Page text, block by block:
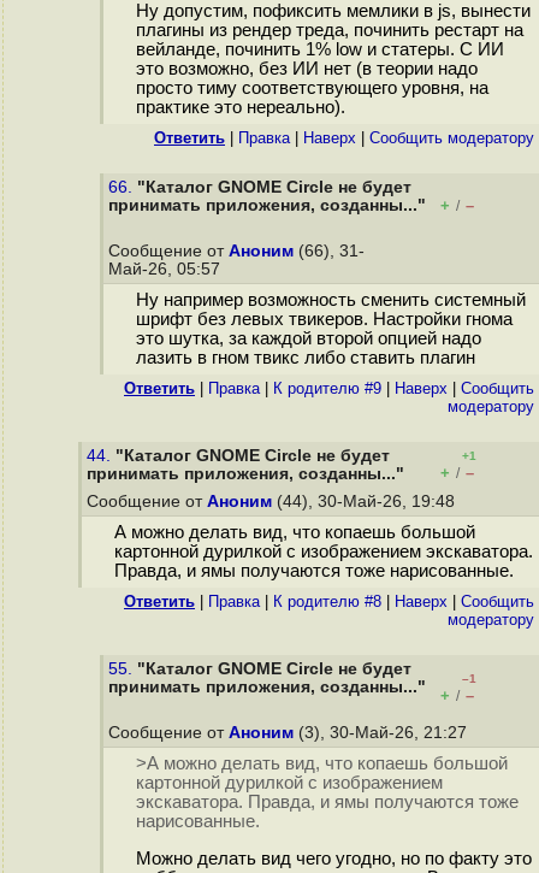
Ну допустим, пофиксить мемлики в js, вынести
плагины из рендер треда, починить рестарт на
вейланде, починить 1% low и статеры. С ИИ
это возможно, без ИИ нет (в теории надо
просто тиму соответствующего уровня, на
практике это нереально).
Ответить Правка| Наверх Cообщить модератору
66. "Каталог GNOME Circle не будет
принимать приложения, созданны..."
+ / –
Сообщение от Аноним (66), 31-
Май-26, 05:57
Ну например возможность сменить системный
шрифт без левых твикеров. Настройки гнома
это шутка, за каждой второй опцией надо
лазить в гном твикс либо ставить плагин
Ответить Правка| К родителю #9 Наверх
Cообщить
модератору
44. "Каталог GNOME Circle не будет
принимать приложения, созданны..."
+1
+ / –
Сообщение от Аноним (44), 30-Май-26, 19:48
А можно делать вид, что копаешь большой
картонной дypилкой с изображением экскаватора.
Правда, и ямы получаются тоже нарисованные.
Ответить Правка| К родителю #8 Наверх
Cообщить
модератору
55. "Каталог GNOME Circle не будет
принимать приложения, созданны..."
–1
+ / –
Сообщение от Аноним (3), 30-Май-26, 21:27
>А можно делать вид, что копаешь большой
картонной дypилкой с изображением
экскаватора. Правда, и ямы получаются тоже
нарисованные.
Можно делать вид чего угодно, но по факту это